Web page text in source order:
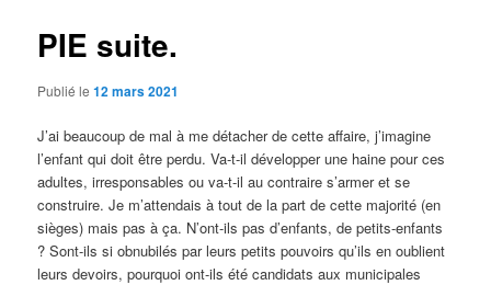
PIE suite.
Publié le12 mars 2021
J’ai beaucoup de mal à me détacher de cette affaire, j’imagine
l’enfant qui doit être perdu. Va-t-il développer une haine pour ces
adultes, irresponsables ou va-t-il au contraire s’armer et se
construire. Je m’attendais à tout de la part de cette majorité (en
sièges) mais pas à ça. N’ont-ils pas d’enfants, de petits-enfants
? Sont-ils si obnubilés par leurs petits pouvoirs qu’ils en oublient
leurs devoirs, pourquoi ont-ils été candidats aux municipales